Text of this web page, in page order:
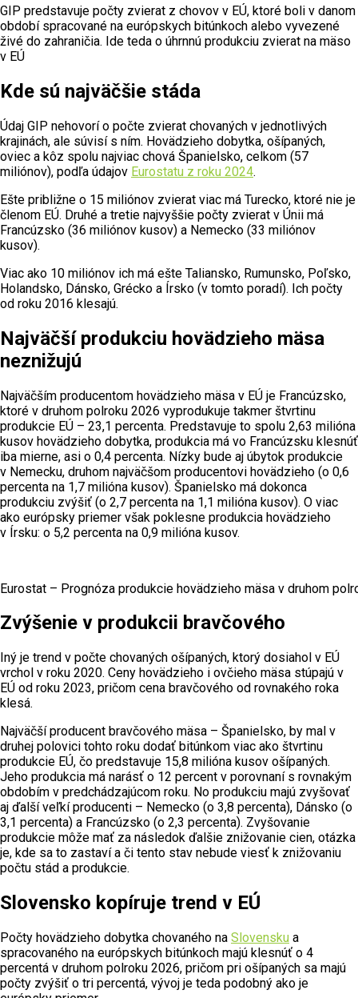
GIP predstavuje počty zvierat z chovov v EÚ, ktoré boli v danom
období spracované na európskych bitúnkoch alebo vyvezené
živé do zahraničia. Ide teda o úhrnnú produkciu zvierat na mäso
v EÚ
Kde sú najväčšie stáda
Údaj GIP nehovorí o počte zvierat chovaných v jednotlivých
krajinách, ale súvisí s ním. Hovädzieho dobytka, ošípaných,
oviec a kôz spolu najviac chová Španielsko, celkom (57
miliónov), podľa údajov Eurostatu z roku 2024.
Ešte približne o 15 miliónov zvierat viac má Turecko, ktoré nie je
členom EÚ. Druhé a tretie najvyššie počty zvierat v Únii má
Francúzsko (36 miliónov kusov) a Nemecko (33 miliónov
kusov).
Viac ako 10 miliónov ich má ešte Taliansko, Rumunsko, Poľsko,
Holandsko, Dánsko, Grécko a Írsko (v tomto poradí). Ich počty
od roku 2016 klesajú.
Najväčší produkciu hovädzieho mäsa
neznižujú
Najväčším producentom hovädzieho mäsa v EÚ je Francúzsko,
ktoré v druhom polroku 2026 vyprodukuje takmer štvrtinu
produkcie EÚ – 23,1 percenta. Predstavuje to spolu 2,63 milióna
kusov hovädzieho dobytka, produkcia má vo Francúzsku klesnúť
iba mierne, asi o 0,4 percenta. Nízky bude aj úbytok produkcie
v Nemecku, druhom najväčšom producentovi hovädzieho (o 0,6
percenta na 1,7 milióna kusov). Španielsko má dokonca
produkciu zvýšiť (o 2,7 percenta na 1,1 milióna kusov). O viac
ako európsky priemer však poklesne produkcia hovädzieho
v Írsku: o 5,2 percenta na 0,9 milióna kusov.
Eurostat – Prognóza produkcie hovädzieho mäsa v druhom
Zvýšenie v produkcii bravčového
Iný je trend v počte chovaných ošípaných, ktorý dosiahol v EÚ
vrchol v roku 2020. Ceny hovädzieho i ovčieho mäsa stúpajú v
EÚ od roku 2023, pričom cena bravčového od rovnakého roka
klesá.
Najväčší producent bravčového mäsa – Španielsko, by mal v
druhej polovici tohto roku dodať bitúnkom viac ako štvrtinu
produkcie EÚ, čo predstavuje 15,8 milióna kusov ošípaných.
Jeho produkcia má narásť o 12 percent v porovnaní s rovnakým
obdobím v predchádzajúcom roku. No produkciu majú zvyšovať
aj ďalší veľkí producenti – Nemecko (o 3,8 percenta), Dánsko (o
3,1 percenta) a Francúzsko (o 2,3 percenta). Zvyšovanie
produkcie môže mať za následok ďalšie znižovanie cien, otázka
je, kde sa to zastaví a či tento stav nebude viesť k znižovaniu
počtu stád a produkcie.
Slovensko kopíruje trend v EÚ
Počty hovädzieho dobytka chovaného na Slovensku a
spracovaného na európskych bitúnkoch majú klesnúť o 4
percentá v druhom polroku 2026, pričom pri ošípaných sa majú
počty zvýšiť o tri percentá, vývoj je teda podobný ako je